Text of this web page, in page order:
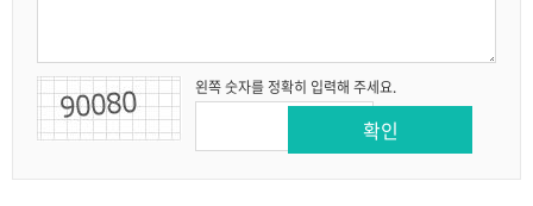
왼쪽 숫자를 정확히 입력해 주세요.